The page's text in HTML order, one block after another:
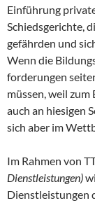
Einführung
Schiedsgerichte,
gefährden und
Wenn die
forderungen
müssen, weil
auch an hiesigen
sich aber im
Im Rahmen von
Dienstleistungen)
Dienstleistungen